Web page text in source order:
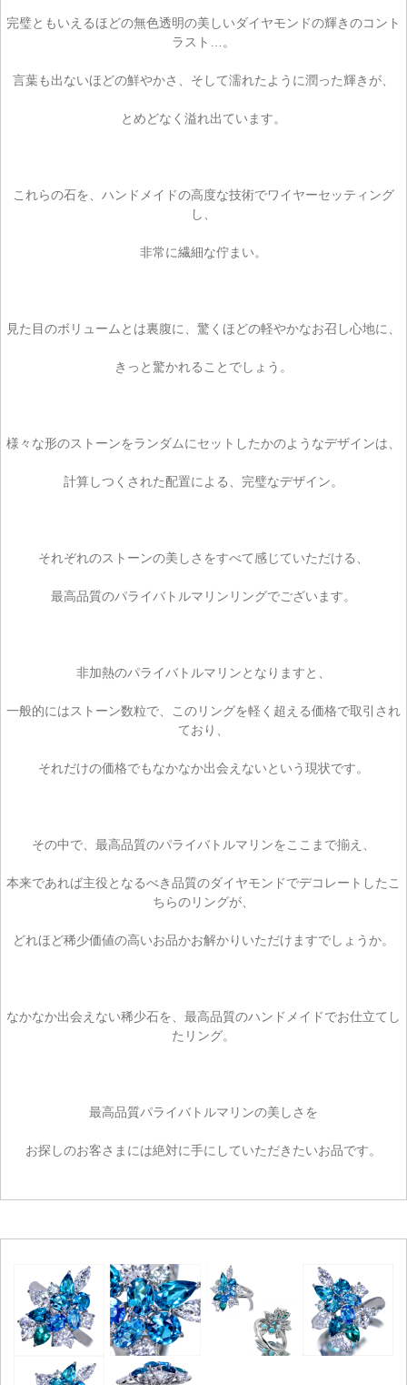
完璧ともいえるほどの無色透明の美しいダイヤモンドの輝きのコント
ラスト…。
言葉も出ないほどの鮮やかさ、そして濡れたように潤った輝きが、
とめどなく溢れ出ています。
これらの石を、ハンドメイドの高度な技術でワイヤーセッティング
し、
非常に繊細な佇まい。
見た目のボリュームとは裏腹に、驚くほどの軽やかなお召し心地に、
きっと驚かれることでしょう。
様々な形のストーンをランダムにセットしたかのようなデザインは、
計算しつくされた配置による、完璧なデザイン。
それぞれのストーンの美しさをすべて感じていただける、
最高品質のパライバトルマリンリングでございます。
非加熱のパライバトルマリンとなりますと、
一般的にはストーン数粒で、このリングを軽く超える価格で取引され
ており、
それだけの価格でもなかなか出会えないという現状です。
その中で、最高品質のパライバトルマリンをここまで揃え、
本来であれば主役となるべき品質のダイヤモンドでデコレートしたこ
ちらのリングが、
どれほど稀少価値の高いお品かお解かりいただけますでしょうか。
なかなか出会えない稀少石を、最高品質のハンドメイドでお仕立てし
たリング。
最高品質パライバトルマリンの美しさを
お探しのお客さまには絶対に手にしていただきたいお品です。
カートを見る